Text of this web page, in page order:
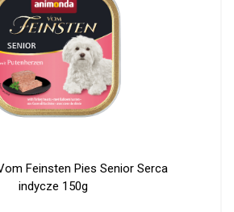
Feinsten Pies Senior Serca
indycze 150g